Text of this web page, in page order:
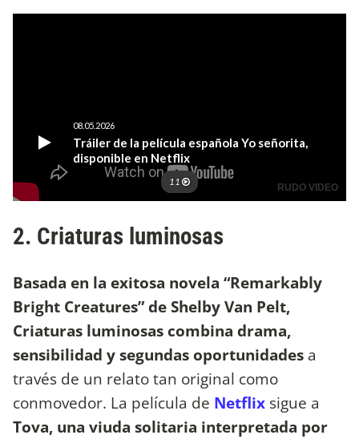
2. Criaturas luminosas
Basada en la exitosa novela “Remarkably
Bright Creatures” de Shelby Van Pelt,
Criaturas luminosas combina drama,
sensibilidad y segundas oportunidades a
través de un relato tan original como
conmovedor. La película de Netflix sigue a
Tova, una viuda solitaria interpretada por